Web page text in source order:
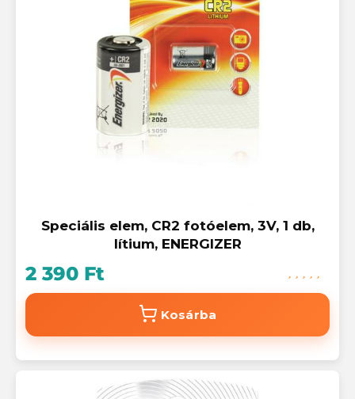
Speciális elem, CR2 fotóelem, 3V, 1 db,
lítium, ENERGIZER
2 390 Ft
Kosárba